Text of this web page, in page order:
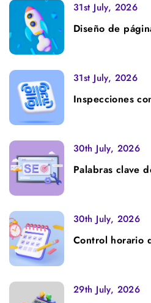
31st July, 2026
Diseño de
31st July, 2026
Inspecciones
30th July, 2026
Palabras clave
30th July, 2026
Control horario
29th July, 2026